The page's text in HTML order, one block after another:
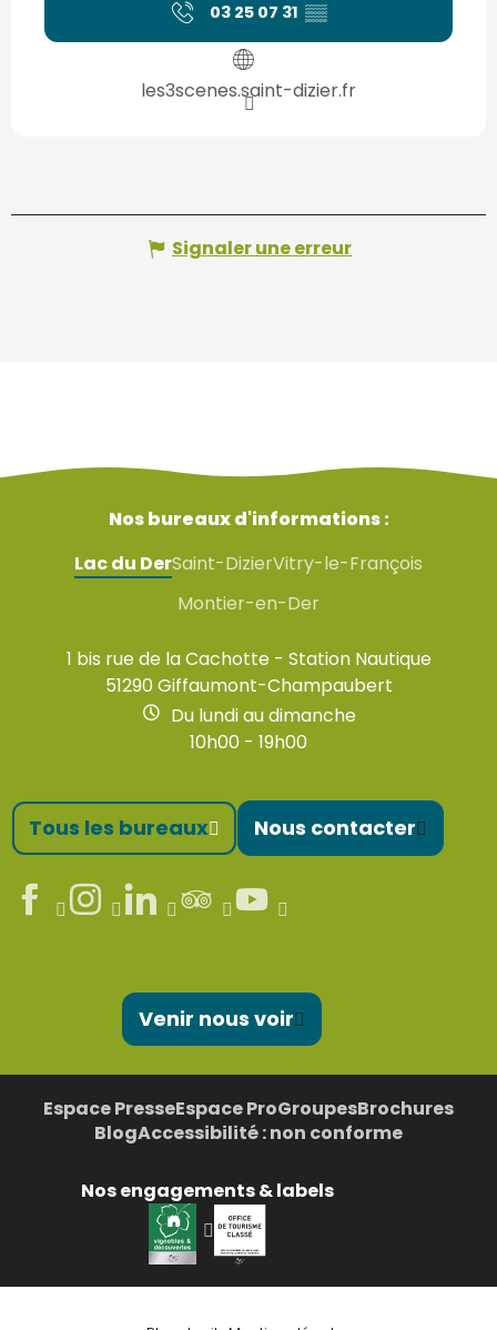
03 25 07 31 ▒▒
les3scenes.saint-dizier.fr
Signaler une erreur
Nos bureaux d'informations :
Lac du DerSaint-DizierVitry-le-François
Montier-en-Der
1 bis rue de la Cachotte - Station Nautique
51290 Giffaumont-Champaubert
Du lundi au dimanche
10h00 - 19h00
Tous les bureaux Nous contacter
Venir nous voir
Espace PresseEspace ProGroupesBrochures
BlogAccessibilité : non conforme
Nos engagements & labels